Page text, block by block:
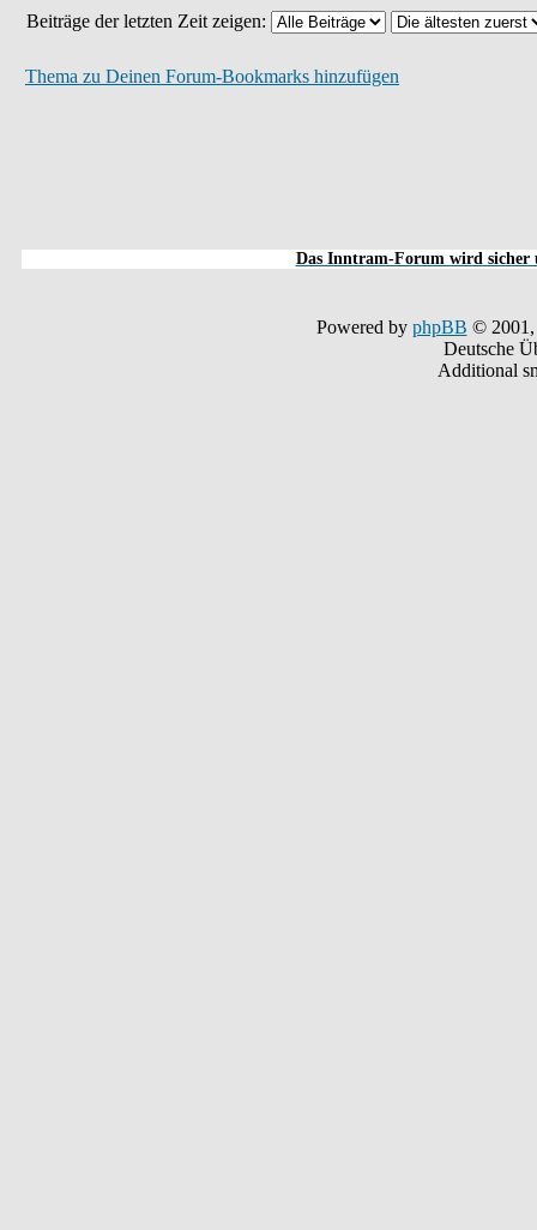
Beiträge der letzten Zeit zeigen:
Thema zu Deinen Forum-Bookmarks hinzufügen
Das Inntram-Forum wird sicher
Powered by phpBB © 2001,
Deutsche
Additional